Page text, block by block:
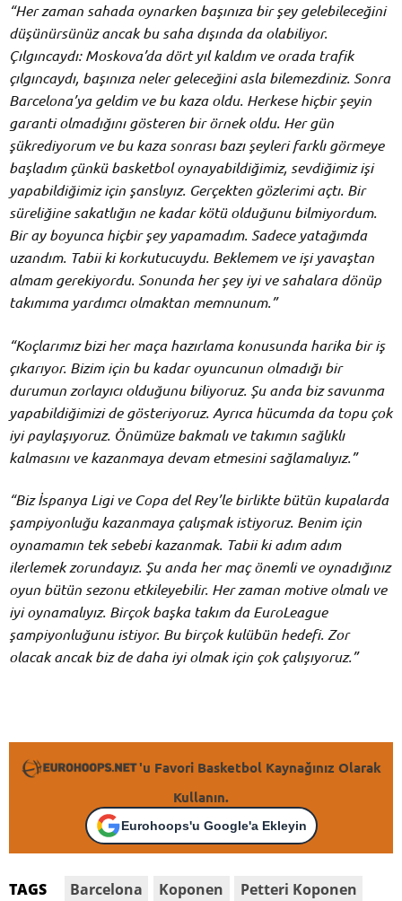
“Her zaman sahada oynarken başınıza bir şey gelebileceğini
düşünürsünüz ancak bu saha dışında da olabiliyor.
Çılgıncaydı: Moskova’da dört yıl kaldım ve orada trafik
çılgıncaydı, başınıza neler geleceğini asla bilemezdiniz. Sonra
Barcelona’ya geldim ve bu kaza oldu. Herkese hiçbir şeyin
garanti olmadığını gösteren bir örnek oldu. Her gün
şükrediyorum ve bu kaza sonrası bazı şeyleri farklı görmeye
başladım çünkü basketbol oynayabildiğimiz, sevdiğimiz işi
yapabildiğimiz için şanslıyız. Gerçekten gözlerimi açtı. Bir
süreliğine sakatlığın ne kadar kötü olduğunu bilmiyordum.
Bir ay boyunca hiçbir şey yapamadım. Sadece yatağımda
uzandım. Tabii ki korkutucuydu. Beklemem ve işi yavaştan
almam gerekiyordu. Sonunda her şey iyi ve sahalara dönüp
takımıma yardımcı olmaktan memnunum.”
“Koçlarımız bizi her maça hazırlama konusunda harika bir iş
çıkarıyor. Bizim için bu kadar oyuncunun olmadığı bir
durumun zorlayıcı olduğunu biliyoruz. Şu anda biz savunma
yapabildiğimizi de gösteriyoruz. Ayrıca hücumda da topu çok
iyi paylaşıyoruz. Önümüze bakmalı ve takımın sağlıklı
kalmasını ve kazanmaya devam etmesini sağlamalıyız.”
“Biz İspanya Ligi ve Copa del Rey’le birlikte bütün kupalarda
şampiyonluğu kazanmaya çalışmak istiyoruz. Benim için
oynamamın tek sebebi kazanmak. Tabii ki adım adım
ilerlemek zorundayız. Şu anda her maç önemli ve oynadığınız
oyun bütün sezonu etkileyebilir. Her zaman motive olmalı ve
iyi oynamalıyız. Birçok başka takım da EuroLeague
şampiyonluğunu istiyor. Bu birçok kulübün hedefi. Zor
olacak ancak biz de daha iyi olmak için çok çalışıyoruz.”
'u Favori Basketbol Kaynağınız Olarak
Kullanın.
Eurohoops'u Google'a Ekleyin
TAGS Barcelona Koponen Petteri Koponen